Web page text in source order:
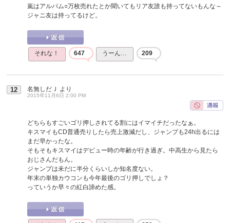
嵐はアルバム○万枚売れたとか聞いてもリア友誰も持ってないもんな～
ジャニ友は持ってるけど。
それな！ 647 うーん… 209
12 名無しだＪ より
2015年11月6日 2:00 PM
どちらもすごいゴリ押しされてる割にはイマイチだったなぁ。
キスマイもCD普通売りしたら売上激減だし、ジャンプも24h出るには
まだ早かったな。
そもそもキスマイはデビュー時の年齢が行き過ぎ。中高生から見たら
おじさんだもん。
ジャンプは未だに半分くらいしか知名度ない。
年末の単独カウコンも今年最後のゴリ押しでしょ？
っていうか早々の紅白諦めた感。